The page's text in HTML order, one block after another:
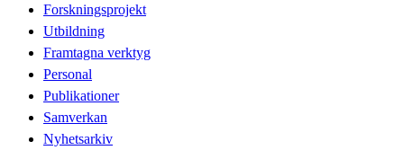
Forskningsprojekt
Utbildning
Framtagna verktyg
Personal
Publikationer
Samverkan
Nyhetsarkiv